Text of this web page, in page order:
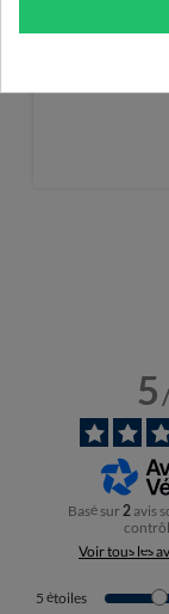
5
Basé sur2avis
Voir tous les
5 étoiles